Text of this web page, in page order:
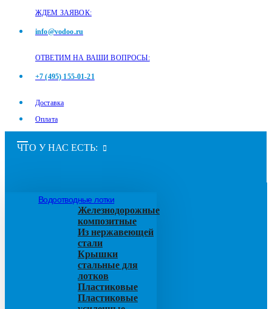
ЖДЕМ ЗАЯВОК:
info@vodoo.ru
ОТВЕТИМ НА ВАШИ ВОПРОСЫ:
+7 (495) 155-01-21
Доставка
Оплата
ЧТО У НАС ЕСТЬ:
Водоотводные лотки
Железнодорожные
композитные
Из нержавеющей
стали
Крышки
стальные для
лотков
Пластиковые
Пластиковые